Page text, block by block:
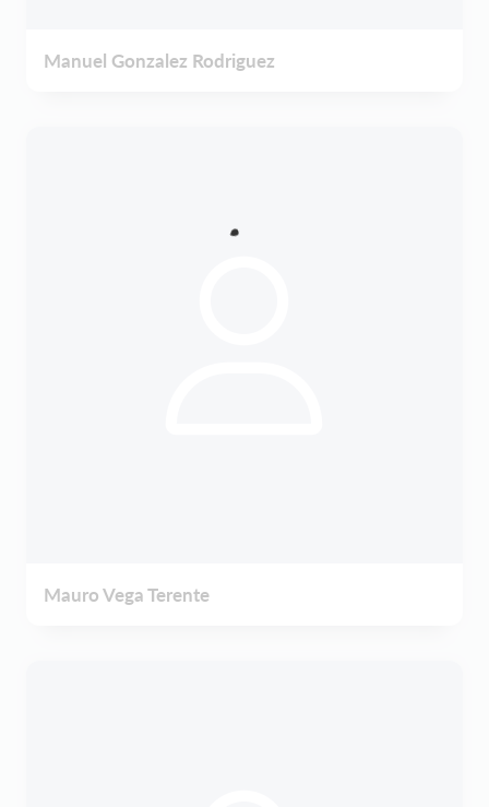
Manuel Gonzalez Rodriguez
Mauro Vega Terente